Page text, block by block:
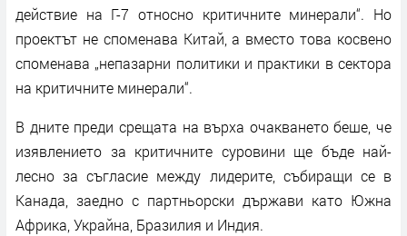
действие на Г-7 относно критичните минерали“. Но
проектът не споменава Китай, а вместо това косвено
споменава „непазарни политики и практики в сектора
на критичните минерали“.
В дните преди срещата на върха очакването беше, че
изявлението за критичните суровини ще бъде най-
лесно за съгласие между лидерите, събиращи се в
Канада, заедно с партньорски държави като Южна
Африка, Украйна, Бразилия и Индия.